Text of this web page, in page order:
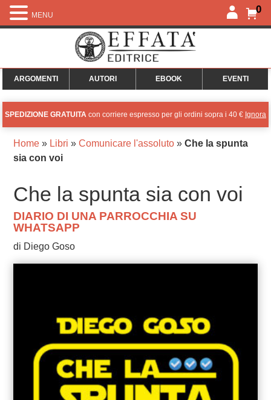
0
ARGOMENTI AUTORI EBOOK EVENTI
SPEDIZIONE GRATUITA con corriere espresso per gli ordini sopra i 40 € Ignora
Home» Libri » Comunicare l'assoluto» Che la spunta
sia con voi
Che la spunta sia con voi
DIARIO DI UNA PARROCCHIA SU
WHATSAPP
di Diego Goso
MENU